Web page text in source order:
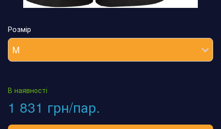
Розмір
M
В наявності
1 831 грн/пар.